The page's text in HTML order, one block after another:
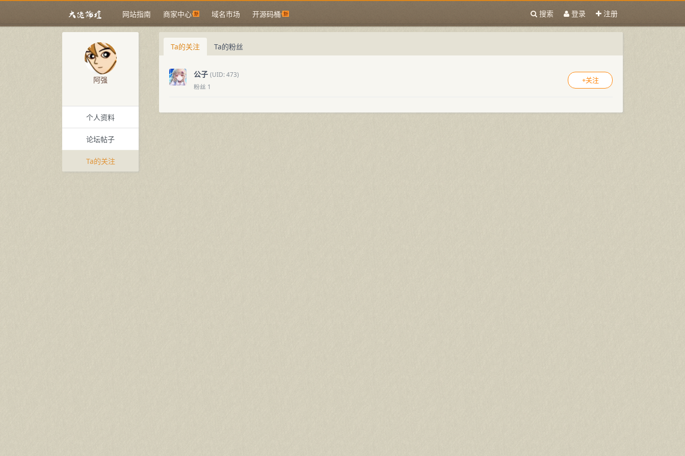
网站指南 商家中心 域名市场 开源码桶 搜索 登录 注册
阿强
个人资料
论坛帖子
Ta的关注
Ta的关注 Ta的粉丝
公子 (UID: 473)
粉丝 1
+关注